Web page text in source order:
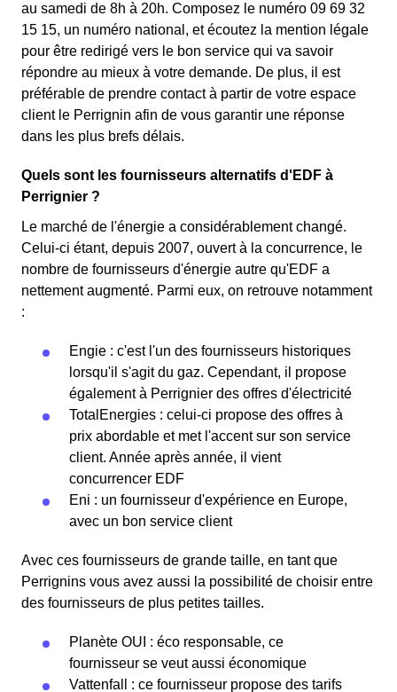
au samedi de 8h à 20h. Composez le numéro 09 69 32
15 15, un numéro national, et écoutez la mention légale
pour être redirigé vers le bon service qui va savoir
répondre au mieux à votre demande. De plus, il est
préférable de prendre contact à partir de votre espace
client le Perrignin afin de vous garantir une réponse
dans les plus brefs délais.
Quels sont les fournisseurs alternatifs d'EDF à
Perrignier ?
Le marché de l'énergie a considérablement changé.
Celui-ci étant, depuis 2007, ouvert à la concurrence, le
nombre de fournisseurs d'énergie autre qu'EDF a
nettement augmenté. Parmi eux, on retrouve notamment
:
Engie : c'est l'un des fournisseurs historiques
lorsqu'il s'agit du gaz. Cependant, il propose
également à Perrignier des offres d'électricité
TotalEnergies : celui-ci propose des offres à
prix abordable et met l'accent sur son service
client. Année après année, il vient
concurrencer EDF
Eni : un fournisseur d'expérience en Europe,
avec un bon service client
Avec ces fournisseurs de grande taille, en tant que
Perrignins vous avez aussi la possibilité de choisir entre
des fournisseurs de plus petites tailles.
Planète OUI : éco responsable, ce
fournisseur se veut aussi économique
Vattenfall : ce fournisseur propose des tarifs